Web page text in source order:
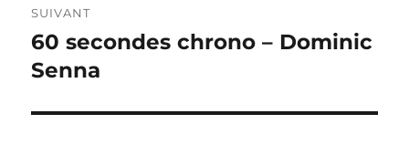
SUIVANT
Publication
suivante :
60 secondes chrono – Dominic
Senna